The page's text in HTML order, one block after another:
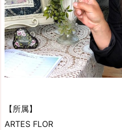
【所属】
ARTES FLOR